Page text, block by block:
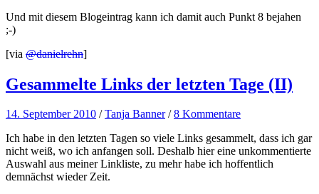
Und mit diesem Blogeintrag kann ich damit auch Punkt 8 bejahen
;-)
[via @danielrehn]
Gesammelte Links der letzten Tage (II)
14. September 2010 /Tanja Banner /8 Kommentare
Ich habe in den letzten Tagen so viele Links gesammelt, dass ich gar
nicht weiß, wo ich anfangen soll. Deshalb hier eine unkommentierte
Auswahl aus meiner Linkliste, zu mehr habe ich hoffentlich
demnächst wieder Zeit.